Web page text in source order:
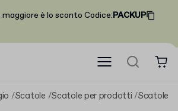
maggiore è lo sconto Codice:PACKUP
Scatole Scatole per prodotti Scatole